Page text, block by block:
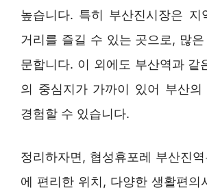
높습니다. 특히 부산진시장은 지
거리를 즐길 수 있는 곳으로, 많
문합니다. 이 외에도 부산역과 같
의 중심지가 가까이 있어 부산의
경험할 수 있습니다.
정리하자면, 협성휴포레 부산진
에 편리한 위치, 다양한 생활편의